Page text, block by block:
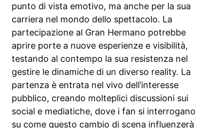
punto di vista emotivo, ma anche per la sua
carriera nel mondo dello spettacolo. La
partecipazione al Gran Hermano potrebbe
aprire porte a nuove esperienze e visibilità,
testando al contempo la sua resistenza nel
gestire le dinamiche di un diverso reality. La
partenza è entrata nel vivo dell’interesse
pubblico, creando molteplici discussioni sui
social e mediatiche, dove i fan si interrogano
su come questo cambio di scena influenzerà